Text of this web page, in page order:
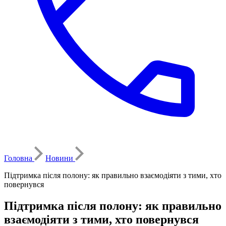
Головна
Новини
Підтримка після полону: як правильно взаємодіяти з тими, хто
повернувся
Підтримка після полону: як правильно
взаємодіяти з тими, хто повернувся